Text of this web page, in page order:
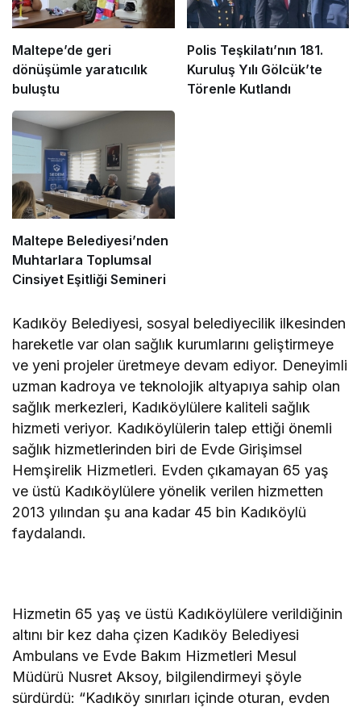
Maltepe’de geri
dönüşümle yaratıcılık
buluştu
Polis Teşkilatı’nın 181.
Kuruluş Yılı Gölcük’te
Törenle Kutlandı
Maltepe Belediyesi’nden
Muhtarlara Toplumsal
Cinsiyet Eşitliği Semineri
Kadıköy Belediyesi, sosyal belediyecilik ilkesinden
hareketle var olan sağlık kurumlarını geliştirmeye
ve yeni projeler üretmeye devam ediyor. Deneyimli
uzman kadroya ve teknolojik altyapıya sahip olan
sağlık merkezleri, Kadıköylülere kaliteli sağlık
hizmeti veriyor. Kadıköylülerin talep ettiği önemli
sağlık hizmetlerinden biri de Evde Girişimsel
Hemşirelik Hizmetleri. Evden çıkamayan 65 yaş
ve üstü Kadıköylülere yönelik verilen hizmetten
2013 yılından şu ana kadar 45 bin Kadıköylü
faydalandı.
Hizmetin 65 yaş ve üstü Kadıköylülere verildiğinin
altını bir kez daha çizen Kadıköy Belediyesi
Ambulans ve Evde Bakım Hizmetleri Mesul
Müdürü Nusret Aksoy, bilgilendirmeyi şöyle
sürdürdü: “Kadıköy sınırları içinde oturan, evden